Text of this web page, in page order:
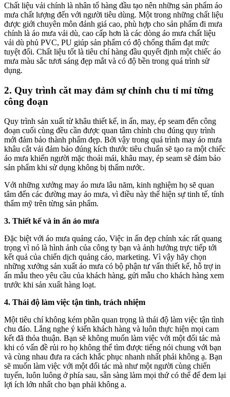
Chất liệu vải chính là nhân tố hàng đầu tạo nên những sản phẩm áo
mưa chất lượng đến với người tiêu dùng. Một trong những chất liệu
được giới chuyên môn đánh giá cao, phù hợp cho sản phẩm đi mưa
chính là áo mưa vải dù, cao cấp hơn là các dòng áo mưa chất liệu
vải dù phủ PVC, PU giúp sản phẩm có độ chống thấm đạt mức
tuyệt đối. Chất liệu tốt là tiêu chí hàng đầu quyết định một chiếc áo
mưa màu sắc tươi sáng đẹp mắt và có độ bền trong quá trình sử
dụng.
2. Quy trình căt may đảm sự chỉnh chu tỉ mỉ từng
công đoạn
Quy trình sản xuất từ khâu thiết kế, in ấn, may, ép seam đến công
đoạn cuối cùng đều cần được quan tâm chỉnh chu đúng quy trình
mới đảm bảo thành phẩm đẹp. Bởi vậy trong quá trình may áo mưa
khâu cắt vải đảm bảo đúng kích thước tiêu chuẩn sẽ tạo ra một chiếc
áo mưa khiến người mặc thoải mái, khâu may, ép seam sẽ đảm bảo
sản phẩm khi sử dụng không bị thấm nước.
Với những xưởng may áo mưa lâu năm, kinh nghiệm họ sẽ quan
tâm đến các đường may áo mưa, vì điều này thể hiện sự tinh tế, tính
thẩm mỹ trên từng sản phẩm.
3. Thiết kế và in ấn áo mưa
Đặc biệt với áo mưa quảng cáo, Việc in ấn đẹp chính xác rất quang
trọng vì nó là hình ảnh của công ty bạn và ảnh hưởng trực tiếp tới
kết quả của chiến dịch quảng cáo, marketing. Vì vậy hãy chọn
những xưởng sản xuất áo mưa có bộ phận tư vấn thiết kế, hỗ trợ in
ấn mẫu theo yêu cầu của khách hàng, gửi mẫu cho khách hàng xem
trước khi sản xuất hàng loạt.
4. Thái độ làm việc tận tình, trách nhiệm
Một tiêu chí không kém phần quan trọng là thái độ làm việc tận tình
chu đáo. Lắng nghe ý kiến khách hàng và luôn thực hiện mọi cam
kết đã thỏa thuận. Bạn sẽ không muốn làm việc với một đối tác mà
khi có vấn đề rủi ro họ không thể tìm được tiếng nói chung với bạn
và cùng nhau đưa ra cách khắc phục nhanh nhất phải không ạ. Bạn
sẽ muốn làm việc với một đối tác mà như một người cùng chiến
tuyến, luôn luông ở phía sau, sẵn sàng làm mọi thứ có thể để đem lại
lợi ích lớn nhất cho bạn phải không a.